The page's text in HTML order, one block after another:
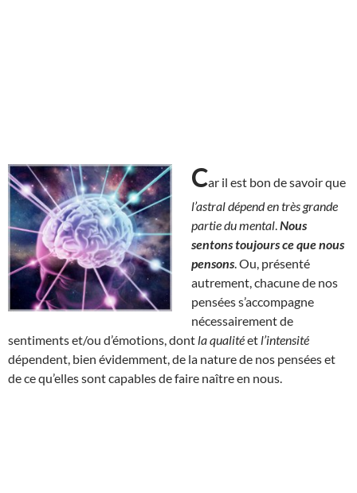
Car il est bon de savoir que
l’astral dépend en très grande
partie du mental Nous
sentons toujours ce que nous
pensons . Ou, présenté
autrement, chacune de nos
pensées s’accompagne
nécessairement de
sentiments et/ou d’émotions, dont la qualitéet l’intensité
dépendent, bien évidemment, de la nature de nos pensées et
de ce qu’elles sont capables de faire naître en nous.